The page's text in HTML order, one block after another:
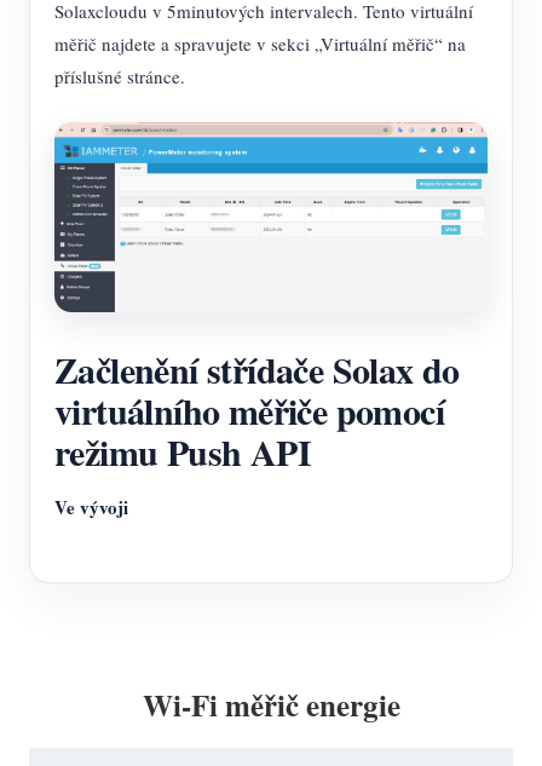
Solaxcloudu v 5minutových intervalech. Tento virtuální
měřič najdete a spravujete v sekci „Virtuální měřič“ na
příslušné stránce.
Začlenění střídače Solax do
virtuálního měřiče pomocí
režimu Push API
Ve vývoji
Wi-Fi měřič energie